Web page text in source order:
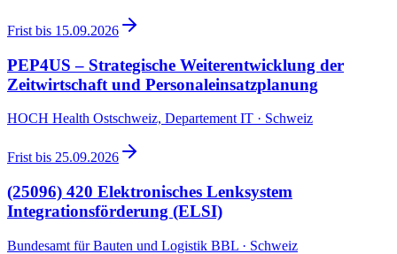
Frist bis 15.09.2026
PEP4US – Strategische Weiterentwicklung der
Zeitwirtschaft und Personaleinsatzplanung
HOCH Health Ostschweiz, Departement IT · Schweiz
Frist bis 25.09.2026
(25096) 420 Elektronisches Lenksystem
Integrationsförderung (ELSI)
Bundesamt für Bauten und Logistik BBL · Schweiz